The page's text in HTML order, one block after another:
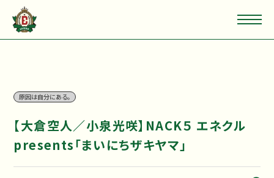
原因は自分にある。
【大倉空人／小泉光咲】NACK５ エネクル
presents「まいにちザキヤマ」